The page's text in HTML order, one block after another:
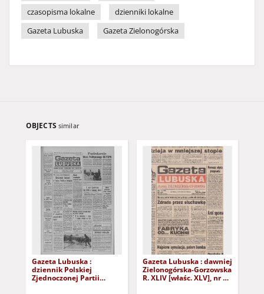
czasopisma lokalne
dzienniki lokalne
Gazeta Lubuska
Gazeta Zielonogórska
OBJECTS similar
Gazeta Lubuska :
dziennik Polskiej
Zjednoczonej Partii
Gazeta Lubuska : dawniej
Zielonogórska-Gorzowska
R. XLIV [właśc. XLV], nr 52